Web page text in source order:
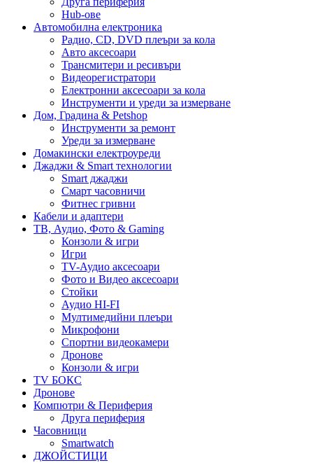
Hub-ове
Автомобилна електроника
Радио, CD, DVD плеъри за кола
Авто аксесоари
Трансмитери и ресивъри
Видеорегистратори
Електронни аксесоари за кола
Инструменти и уреди за измерване
Дом, Градина & Petshop
Инструменти за ремонт
Уреди за измерване
Домакински електроуреди
Джаджи & Smart технологии
Smart джаджи
Смарт часовничи
Фитнес гривни
Кабели и адаптери
ТВ, Аудио, Фото & Gaming
Конзоли & игри
Игри
TV-Аудио аксесоари
Фото и Видео аксесоари
Стойки
Аудио HI-FI
Мултимедийни плеъри
Микрофони
Спортни видеокамери
Дронове
Конзоли & игри
TV БОКС
Дронове
Компютри & Периферия
Друга периферия
Часовници
Smartwatch
ДЖОЙСТИЦИ